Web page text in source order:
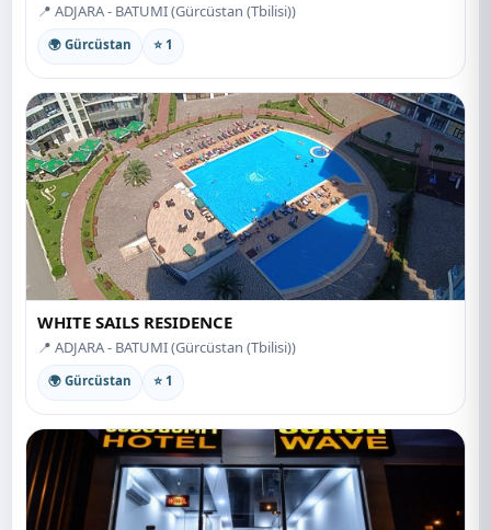
📍 ADJARA - BATUMI (Gürcüstan (Tbilisi))
🌍 Gürcüstan ⭐ 1
WHITE SAILS RESIDENCE
📍 ADJARA - BATUMI (Gürcüstan (Tbilisi))
🌍 Gürcüstan ⭐ 1